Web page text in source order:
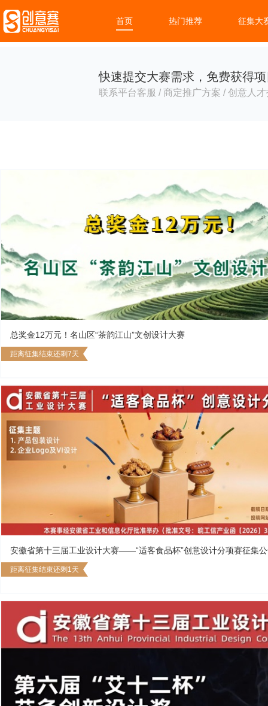
首页 热门推荐 征集大
快速提交大赛需求，免费获得
联系平台客服 / 商定推广方案 / 创意人
总奖金12万元！名山区“茶韵江山”文创设计大赛
距离征集结束还剩7天
安徽省第十三届工业设计大赛——“适客食品杯”创意设计分项赛征集
距离征集结束还剩1天